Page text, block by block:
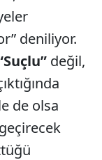
deniliyor.
değil,
de olsa